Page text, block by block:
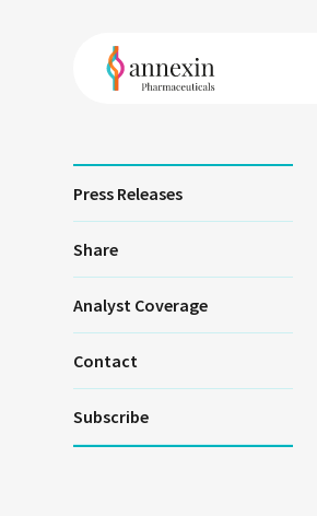
Press Releases
Share
Analyst Coverage
Contact
Subscribe